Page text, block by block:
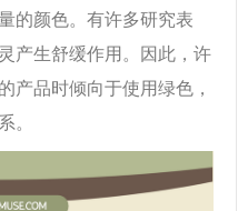
的颜色。有许多研究表
产生舒缓作用。因此，许
产品时倾向于使用绿色，
。